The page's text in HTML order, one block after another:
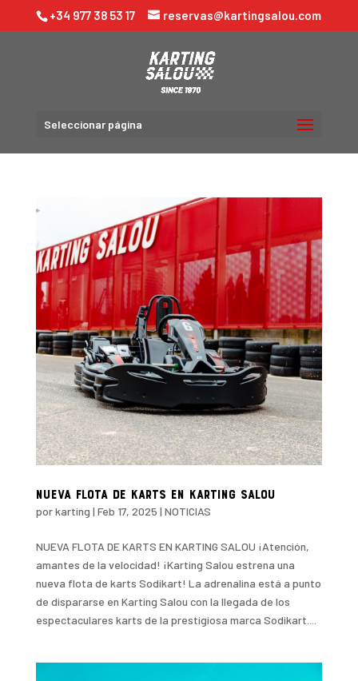
+34 977 38 53 17 reservas@kartingsalou.com
Seleccionar página
NUEVA FLOTA DE KARTS EN KARTING SALOU
porkarting | Feb 17, 2025 | NOTICIAS
NUEVA FLOTA DE KARTS EN KARTING SALOU ¡Atención,
amantes de la velocidad! ¡Karting Salou estrena una
nueva flota de karts Sodikart! La adrenalina está a punto
de dispararse en Karting Salou con la llegada de los
espectaculares karts de la prestigiosa marca Sodikart....